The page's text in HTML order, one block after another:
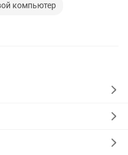
компьютер